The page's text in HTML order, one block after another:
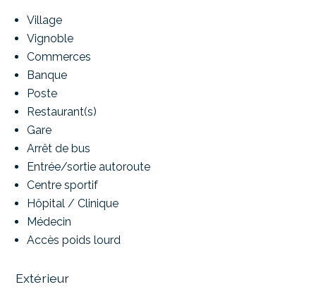
Village
Vignoble
Commerces
Banque
Poste
Restaurant(s)
Gare
Arrêt de bus
Entrée/sortie autoroute
Centre sportif
Hôpital / Clinique
Médecin
Accès poids lourd
Extérieur